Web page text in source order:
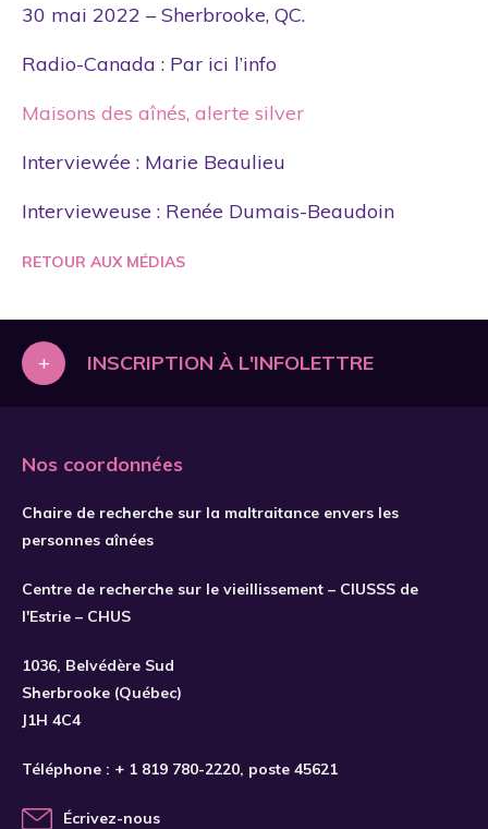
30 mai 2022 – Sherbrooke, QC.
Radio-Canada : Par ici l’info
Maisons des aînés, alerte silver
Interviewée : Marie Beaulieu
Intervieweuse : Renée Dumais-Beaudoin
RETOUR AUX MÉDIAS
+ INSCRIPTION À L'INFOLETTRE
Nos coordonnées
Chaire de recherche sur la maltraitance envers les
personnes aînées
Centre de recherche sur le vieillissement – CIUSSS de
l'Estrie – CHUS
1036, Belvédère Sud
Sherbrooke (Québec)
J1H 4C4
Téléphone : + 1 819 780-2220, poste 45621
Écrivez-nous